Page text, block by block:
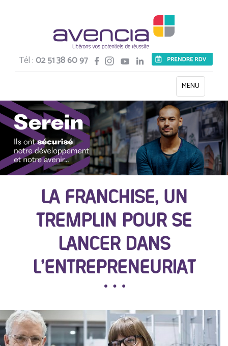
Tél :02 51 38 60 97
Toggle
navigation
MENU
LA FRANCHISE, UN
TREMPLIN POUR SE
LANCER DANS
L’ENTREPRENEURIAT